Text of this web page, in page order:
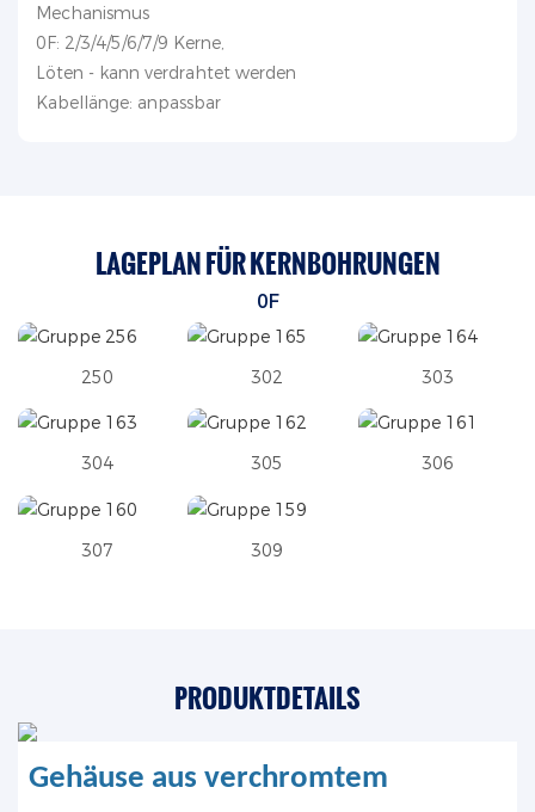
Mechanismus
0F: 2/3/4/5/6/7/9 Kerne,
Löten - kann verdrahtet werden
Kabellänge: anpassbar
LAGEPLAN FÜR KERNBOHRUNGEN
0F
250 302 303
304 305 306
307 309
PRODUKTDETAILS
Gehäuse aus verchromtem